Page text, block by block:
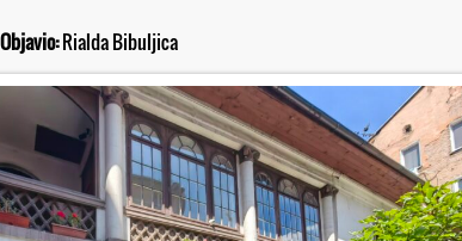
Objavio:Rialda Bibuljica